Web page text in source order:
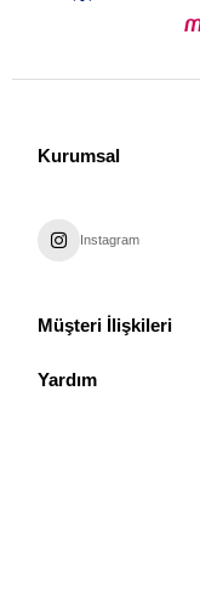
Kurumsal
Instagram
Müşteri İlişkileri
Yardım